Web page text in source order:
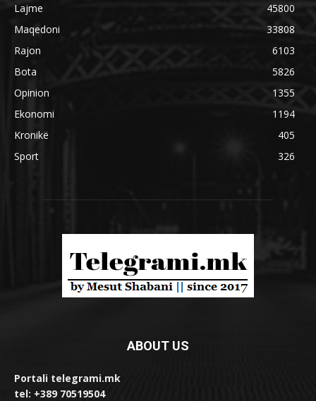
Lajme
45800
Maqedoni
33808
Rajon
6103
Bota
5826
Opinion
1355
Ekonomi
1194
Kronikë
405
Sport
326
ABOUT US
Portali telegrami.mk
tel: +389 70519504